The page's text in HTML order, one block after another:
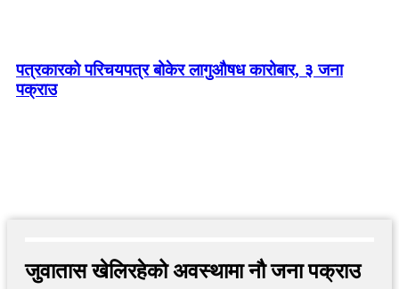
पत्रकारको परिचयपत्र बोकेर लागुऔषध कारोबार, ३ जना
पक्राउ
जुवातास खेलिरहेको अवस्थामा नौ जना पक्राउ